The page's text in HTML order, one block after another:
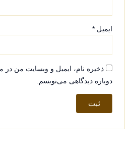
ایمیل*
ذخیره نام، ایمیل و وبسایت من در
دوباره دیدگاهی می‌نویسم.